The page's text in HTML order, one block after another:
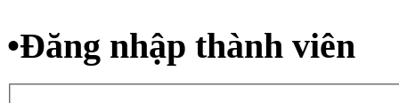
•Đăng nhập thành viên